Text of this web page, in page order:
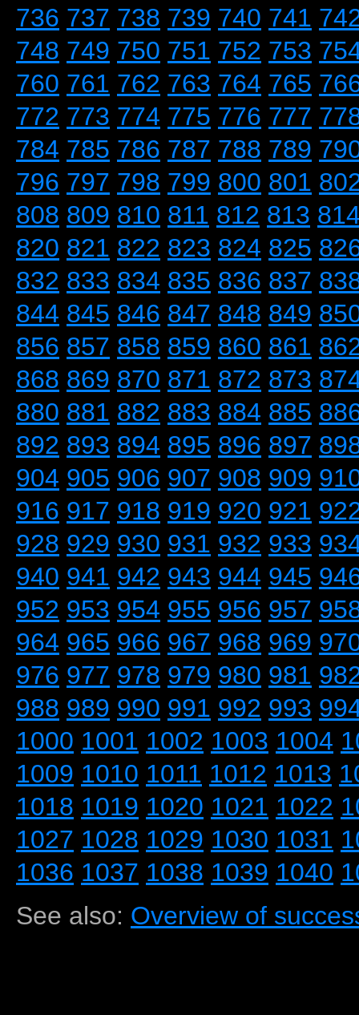
736 737 738 739 740 741
748 749 750 751 752 753
760 761 762 763 764 765
772 773 774 775 776 777
784 785 786 787 788 789
796 797 798 799 800 801
808 809 810 811 812 813
820 821 822 823 824 825
832 833 834 835 836 837
844 845 846 847 848 849
856 857 858 859 860 861
868 869 870 871 872 873
880 881 882 883 884 885
892 893 894 895 896 897
904 905 906 907 908 909
916 917 918 919 920 921
928 929 930 931 932 933
940 941 942 943 944 945
952 953 954 955 956 957
964 965 966 967 968 969
976 977 978 979 980 981
988 989 990 991 992 993
1000 1001 1002 1003 1004
1009 1010 1011 1012 1013
1018 1019 1020 1021 1022
1027 1028 1029 1030 1031
1036 1037 1038 1039 1040
See also: Overview of